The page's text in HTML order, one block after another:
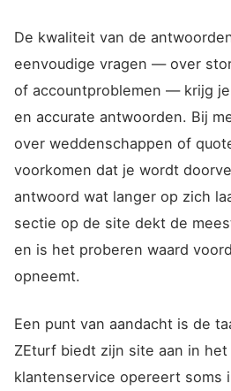
De kwaliteit van de
eenvoudige vragen — over
of accountproblemen — krijg
en accurate antwoorden. Bij
over weddenschappen of
voorkomen dat je wordt
antwoord wat langer op zich
sectie op de site dekt de
en is het proberen waard
opneemt.
Een punt van aandacht is de
ZEturf biedt zijn site aan in
klantenservice opereert soms